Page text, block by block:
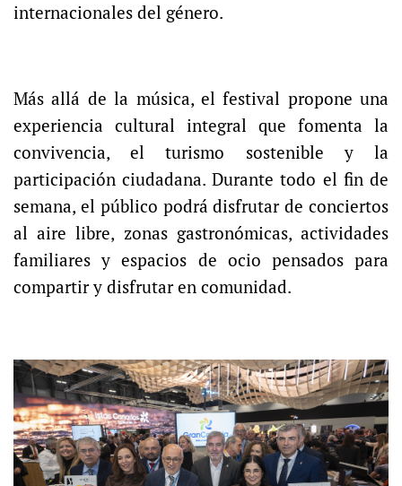
internacionales del género.
Más allá de la música, el festival propone una
experiencia cultural integral que fomenta la
convivencia, el turismo sostenible y la
participación ciudadana. Durante todo el fin de
semana, el público podrá disfrutar de conciertos
al aire libre, zonas gastronómicas, actividades
familiares y espacios de ocio pensados para
compartir y disfrutar en comunidad.